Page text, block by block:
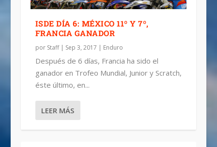
ISDE DÍA 6: MÉXICO 11º Y 7º,
FRANCIA GANADOR
por Staff| Sep 3, 2017 | Enduro
Después de 6 días, Francia ha sido el
ganador en Trofeo Mundial, Junior y Scratch,
éste último, en...
LEER MÁS